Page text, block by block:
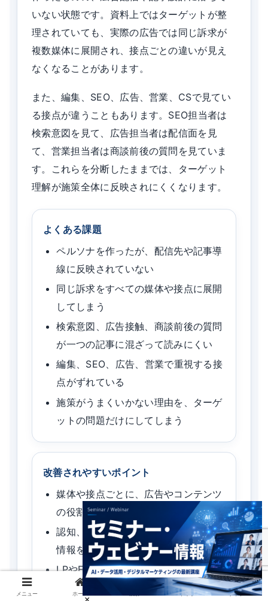
いない状態です。資料上ではターゲットが整
理されていても、実際の広告では同じ訴求が
複数媒体に展開され、接点ごとの違いが見え
なくなることがあります。
また、編集、SEO、広告、営業、CSで見てい
る接点が違うこともあります。SEO担当者は
検索意図を見て、広告担当者は配信面を見
て、営業担当者は商談前後の質問を見ていま
す。これらを分断したままでは、ターゲット
理解が施策全体に反映されにくくなります。
よくある課題
ペルソナを作ったが、配信先や記事導
線に反映されていない
同じ訴求をすべての媒体や接点に展開
してしまう
検索意図、広告接触、商談前後の質問
が一つの記事に混ざって読みにくい
編集、SEO、広告、営業で重視する接
点がずれている
施策がうまくいかない理由を、ターゲ
ットの問題だけにしてしまう
改善されやすいポイント
媒体や接点ごとに、広告やコンテンツ
の役割を説明しやすくなる
認知、比較、検討、商談前後で必要な
情報を分けやすくなる
LPやFAQの不足を、接点ごとに確認
しやすくなる
メニュー ホーム トップ サイドバー